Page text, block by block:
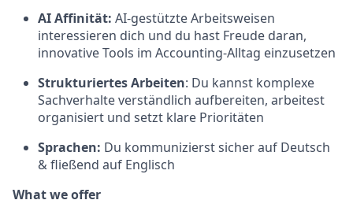
AI Affinität: AI-gestützte Arbeitsweisen
interessieren dich und du hast Freude daran,
innovative Tools im Accounting-Alltag einzusetzen
Strukturiertes Arbeiten: Du kannst komplexe
Sachverhalte verständlich aufbereiten, arbeitest
organisiert und setzt klare Prioritäten
Sprachen: Du kommunizierst sicher auf Deutsch
& fließend auf Englisch
What we offer